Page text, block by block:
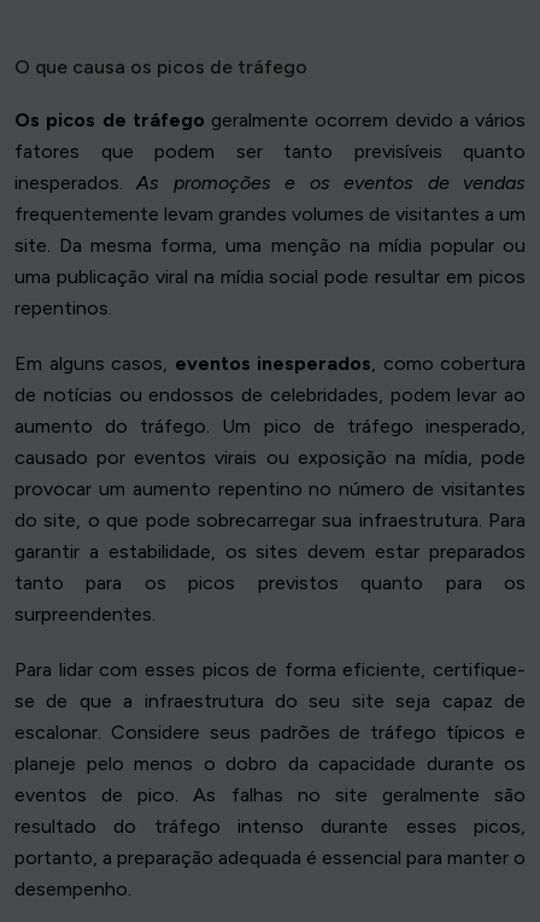
O que causa os picos de tráfego
Os picos de tráfego geralmente ocorrem devido a vários
fatores que podem ser tanto previsíveis quanto
inesperados.As promoções e os eventos de vendas
frequentemente levam grandes volumes de visitantes a um
site. Da mesma forma, uma menção na mídia popular ou
uma publicação viral na mídia social pode resultar em picos
repentinos.
Em alguns casos, eventos inesperados, como cobertura
de notícias ou endossos de celebridades, podem levar ao
aumento do tráfego. Um pico de tráfego inesperado,
causado por eventos virais ou exposição na mídia, pode
provocar um aumento repentino no número de visitantes
do site, o que pode sobrecarregar sua infraestrutura. Para
garantir a estabilidade, os sites devem estar preparados
tanto para os picos previstos quanto para os
surpreendentes.
Para lidar com esses picos de forma eficiente, certifique-
se de que a infraestrutura do seu site seja capaz de
escalonar. Considere seus padrões de tráfego típicos e
planeje pelo menos o dobro da capacidade durante os
eventos de pico. As falhas no site geralmente são
resultado do tráfego intenso durante esses picos,
portanto, a preparação adequada é essencial para manter o
desempenho.